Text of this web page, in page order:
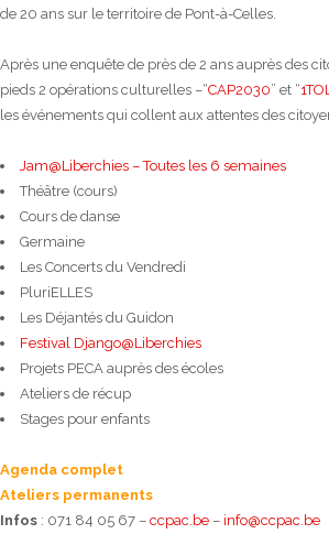
de 20 ans sur le territoire de Pont-à-Celles.
Après une enquête de près de 2 ans auprès des
pieds 2 opérations culturelles –“CAP2030” et “
les événements qui collent aux attentes des
Jam@Liberchies – Toutes les 6 semaines
Théâtre (cours)
Cours de danse
Germaine
Les Concerts du Vendredi
PluriELLES
Les Déjantés du Guidon
Festival Django@Liberchies
Projets PECA auprès des écoles
Ateliers de récup
Stages pour enfants
Agenda complet
Ateliers permanents
Infos : 071 84 05 67 – ccpac.be – info@ccpac.be